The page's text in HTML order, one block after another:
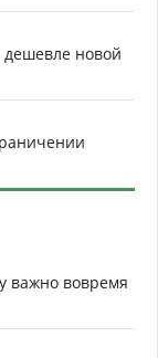
дешевле новой
важно вовремя